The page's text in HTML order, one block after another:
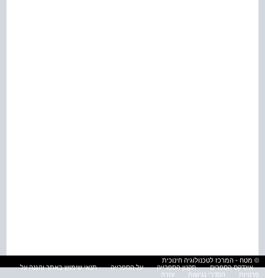
© מטח - המרכז לטכנולוגיה חינוכית
אינדקס הספרים
תקנון הספרייה על הספרייה
תנאי שימוש באתר והגנה על
פרטיות
הסדרי נגישות עזרה